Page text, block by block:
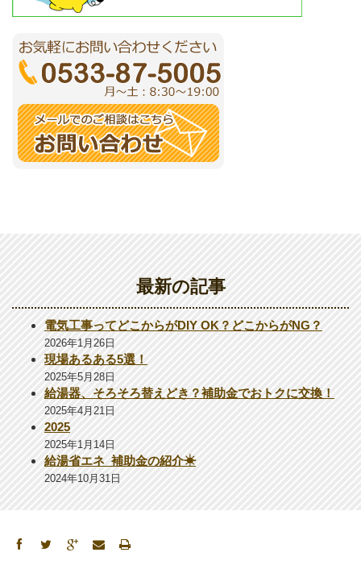
最新の記事
電気工事ってどこからがDIY OK？どこからがNG？
2026年1月26日
現場あるある5選！
2025年5月28日
給湯器、そろそろ替えどき？補助金でおトクに交換！
2025年4月21日
2025
2025年1月14日
給湯省エネ_補助金の紹介☀
2024年10月31日